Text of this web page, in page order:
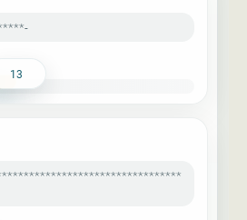
13